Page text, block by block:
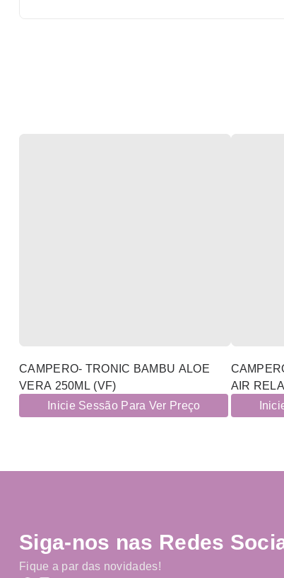
CAMPERO- TRONIC BAMBU ALOE
VERA 250ML (VF)
Inicie Sessão Para Ver Preço
AIR
Siga-nos nas Redes
Fique a par das novidades!